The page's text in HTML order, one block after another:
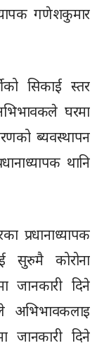
गणेशकुमार
सिकाई स्तर
घरमा
ब्यवस्थापन
थानि
प्रधानाध्यापक
सुरुमै कोरोना
जानकारी दिने
अभिभावकलाइ
जानकारी दिने